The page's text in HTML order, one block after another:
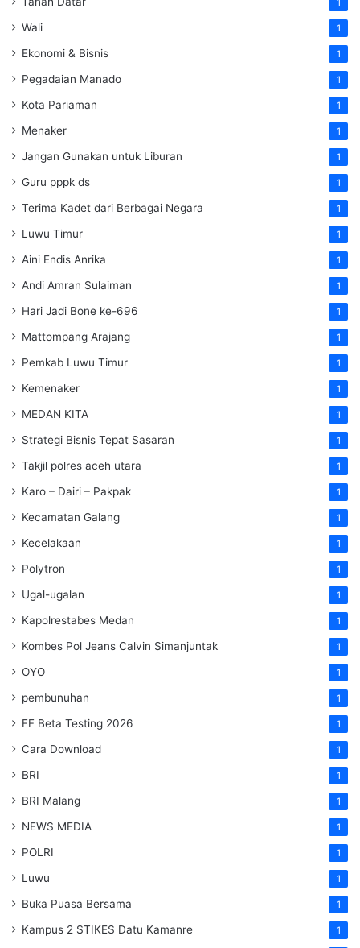
1
Wali 1
Ekonomi & Bisnis 1
Pegadaian Manado 1
Kota Pariaman 1
Menaker 1
Jangan Gunakan untuk Liburan 1
Guru pppk ds 1
Terima Kadet dari Berbagai Negara 1
Luwu Timur 1
Aini Endis Anrika 1
Andi Amran Sulaiman 1
Hari Jadi Bone ke-696 1
Mattompang Arajang 1
Pemkab Luwu Timur 1
Kemenaker 1
MEDAN KITA 1
Strategi Bisnis Tepat Sasaran 1
Takjil polres aceh utara 1
Karo – Dairi – Pakpak 1
Kecamatan Galang 1
Kecelakaan 1
Polytron 1
Ugal-ugalan 1
Kapolrestabes Medan 1
Kombes Pol Jeans Calvin Simanjuntak 1
OYO 1
pembunuhan 1
FF Beta Testing 2026 1
Cara Download 1
BRI 1
BRI Malang 1
NEWS MEDIA 1
POLRI 1
Luwu 1
Buka Puasa Bersama 1
Kampus 2 STIKES Datu Kamanre 1